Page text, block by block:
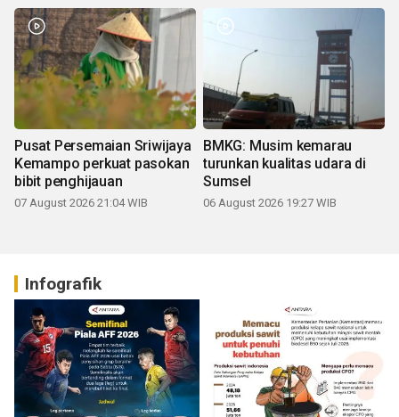
Pusat Persemaian Sriwijaya
Kemampo perkuat pasokan
bibit penghijauan
07 August 2026 21:04 WIB
BMKG: Musim kemarau
turunkan kualitas udara di
Sumsel
06 August 2026 19:27 WIB
Infografik